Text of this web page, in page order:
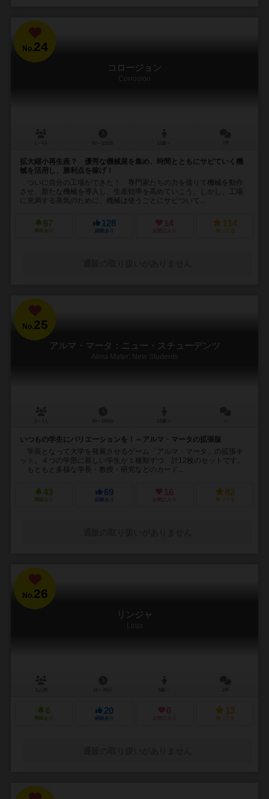
No.24
コロージョン
Corrosion
拡大縮小再生産？ 優秀な機械屋を集め、時間とともにサビていく機
械を活用し、勝利点を稼げ！
ついに自分の工場ができた！ 専門家たちの力を借りて機械を動作
させ、新たな機械を導入し、生産効率を高めていこう。しかし、工場
に充満する蒸気のために、機械は使うごとにサビついて...
67
興味あり
128
経験あり
14
お気に入り
114
持ってる
No.25
アルマ・マータ：ニュー・スチューデンツ
Alma Mater: New Students
いつもの学生にバリエーションを！～アルマ・マータの拡張版
学長となって大学を発展させるゲーム「アルマ・マータ」の拡張キ
ット。４つの学部に新しい学生が１種類ずつ、計12枚のセットです。
もともと多様な学長・教授・研究などのカード...
43
興味あり
69
経験あり
16
お気に入り
82
持ってる
No.26
リンジャ
Linja
6
興味あり
20
経験あり
6
お気に入り
13
持ってる